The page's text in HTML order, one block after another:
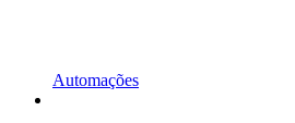
Automações